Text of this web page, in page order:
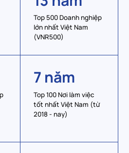
Top 500 Doanh nghiệp
lớn nhất Việt Nam
(VNR500)
7 năm
Top 100 Nơi làm việc
tốt nhất Việt Nam (từ
2018 - nay)